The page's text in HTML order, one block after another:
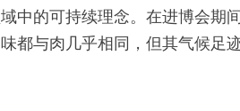
中的可持续理念。在进博会期
都与肉几乎相同，但其气候足